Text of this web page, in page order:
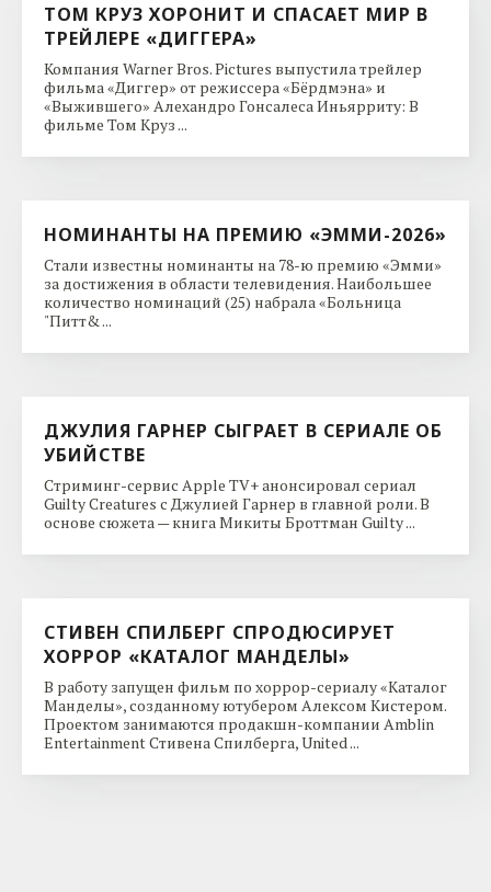
ТОМ КРУЗ ХОРОНИТ И СПАСАЕТ МИР В
ТРЕЙЛЕРЕ «ДИГГЕРА»
Компания Warner Bros. Pictures выпустила трейлер
фильма «Диггер» от режиссера «Бёрдмэна» и
«Выжившего» Алехандро Гонсалеса Иньярриту: В
фильме Том Круз ...
НОМИНАНТЫ НА ПРЕМИЮ «ЭММИ-2026»
Стали известны номинанты на 78-ю премию «Эмми»
за достижения в области телевидения. Наибольшее
количество номинаций (25) набрала «Больница
"Питт& ...
ДЖУЛИЯ ГАРНЕР СЫГРАЕТ В СЕРИАЛЕ ОБ
УБИЙСТВЕ
Стриминг-сервис Apple TV+ анонсировал сериал
Guilty Creatures с Джулией Гарнер в главной роли. В
основе сюжета — книга Микиты Броттман Guilty ...
СТИВЕН СПИЛБЕРГ СПРОДЮСИРУЕТ
ХОРРОР «КАТАЛОГ МАНДЕЛЫ»
В работу запущен фильм по хоррор-сериалу «Каталог
Манделы», созданному ютубером Алексом Кистером.
Проектом занимаются продакшн-компании Amblin
Entertainment Стивена Спилберга, United ...